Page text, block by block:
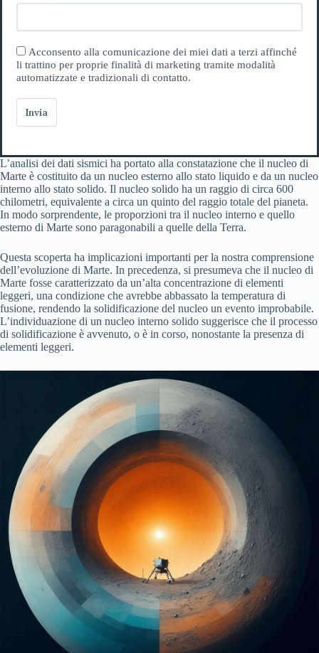
Acconsento alla comunicazione dei miei dati a terzi affinché
li trattino per proprie finalità di marketing tramite modalità
automatizzate e tradizionali di contatto.
Invia
L’analisi dei dati sismici ha portato alla constatazione che il nucleo di
Marte è costituito da un nucleo esterno allo stato liquido e da un nucleo
interno allo stato solido. Il nucleo solido ha un raggio di circa 600
chilometri, equivalente a circa un quinto del raggio totale del pianeta.
In modo sorprendente, le proporzioni tra il nucleo interno e quello
esterno di Marte sono paragonabili a quelle della Terra.
Questa scoperta ha implicazioni importanti per la nostra comprensione
dell’evoluzione di Marte. In precedenza, si presumeva che il nucleo di
Marte fosse caratterizzato da un’alta concentrazione di elementi
leggeri, una condizione che avrebbe abbassato la temperatura di
fusione, rendendo la solidificazione del nucleo un evento improbabile.
L’individuazione di un nucleo interno solido suggerisce che il processo
di solidificazione è avvenuto, o è in corso, nonostante la presenza di
elementi leggeri.